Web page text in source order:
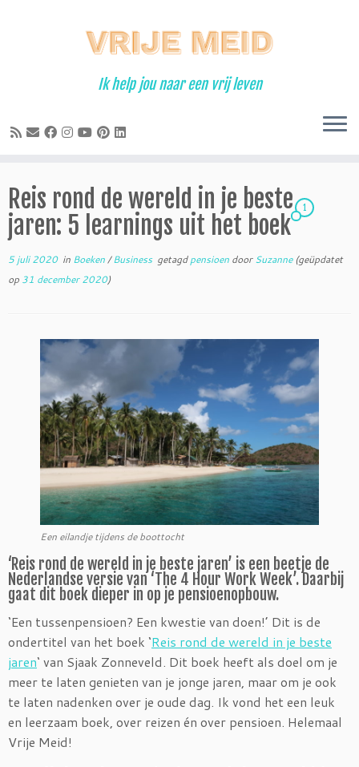
Ik help jou naar een vrij leven
Reis rond de wereld in je beste
jaren: 5 learnings uit het boek
1
5 juli 2020in Boeken/Business getagdpensioen doorSuzanne(geüpdatet
op 31 december 2020)
Een eilandje tijdens de boottocht
‘Reis rond de wereld in je beste jaren’ is een beetje de
Nederlandse versie van ‘The 4 Hour Work Week’. Daarbij
gaat dit boek dieper in op je pensioenopbouw.
‘Een tussenpensioen? Een kwestie van doen!’ Dit is de
ondertitel van het boek ‘Reis rond de wereld in je beste
jaren‘ van Sjaak Zonneveld. Dit boek heeft als doel om je
meer te laten genieten van je jonge jaren, maar om je ook
te laten nadenken over je oude dag. Ik vond het een leuk
en leerzaam boek, over reizen én over pensioen. Helemaal
Vrije Meid!